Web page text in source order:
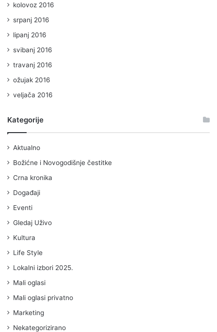
kolovoz 2016
srpanj 2016
lipanj 2016
svibanj 2016
travanj 2016
ožujak 2016
veljača 2016
Kategorije
Aktualno
Božićne i Novogodišnje čestitke
Crna kronika
Događaji
Eventi
Gledaj Uživo
Kultura
Life Style
Lokalni izbori 2025.
Mali oglasi
Mali oglasi privatno
Marketing
Nekategorizirano